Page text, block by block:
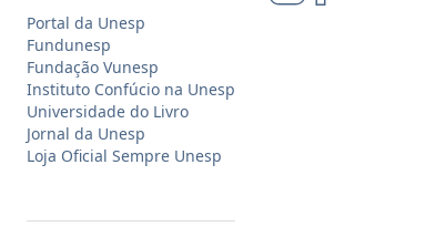
Portal da Unesp
Fundunesp
Fundação Vunesp
Instituto Confúcio na Unesp
Universidade do Livro
Jornal da Unesp
Loja Oficial Sempre Unesp